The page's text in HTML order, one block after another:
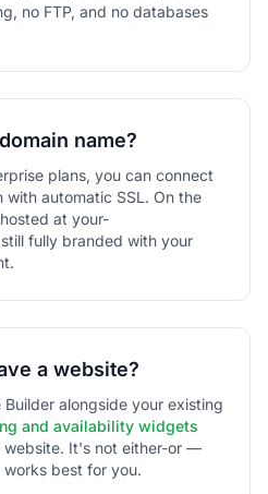
no FTP, and no databases
name?
plans, you can connect
with automatic SSL. On the
at your-
fully branded with your
a website?
alongside your existing
and availability widgets
It's not either-or —
best for you.